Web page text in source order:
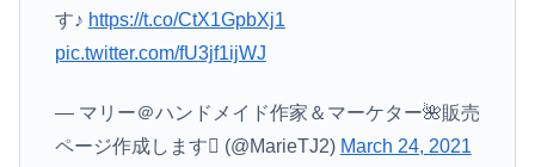
す♪ https://t.co/CtX1GpbXj1
pic.twitter.com/fU3jf1ijWJ
— マリー＠ハンドメイド作家＆マーケター🌺販売
ページ作成します (@MarieTJ2) March 24, 2021